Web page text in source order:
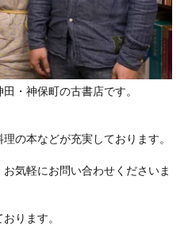
・神保町の古書店です。
の本などが充実しております。
気軽にお問い合わせくださいま
ります。